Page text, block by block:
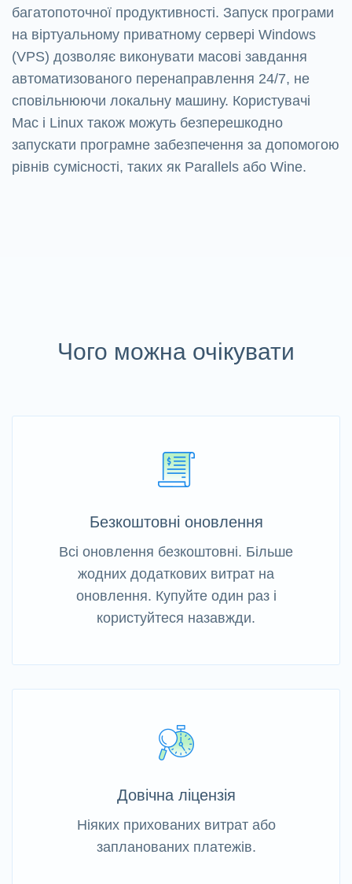
багатопоточної продуктивності. Запуск програми
на віртуальному приватному сервері Windows
(VPS) дозволяє виконувати масові завдання
автоматизованого перенаправлення 24/7, не
сповільнюючи локальну машину. Користувачі
Mac і Linux також можуть безперешкодно
запускати програмне забезпечення за допомогою
рівнів сумісності, таких як Parallels або Wine.
Чого можна очікувати
Безкоштовні оновлення
Всі оновлення безкоштовні. Більше
жодних додаткових витрат на
оновлення. Купуйте один раз і
користуйтеся назавжди.
Довічна ліцензія
Ніяких прихованих витрат або
запланованих платежів.